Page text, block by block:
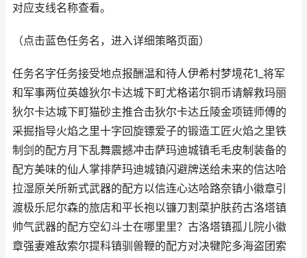
对应支线名称查看。
（点击蓝色任务名，进入详细策略页面）
任务名字任务接受地点报酬温和待人伊希村梦境花1_将军
和军事两位英雄狄尔卡达城下町尤格诺尔铜币请解救玛丽
狄尔卡达城下町猫砂主推合击狄尔卡达丘陵金项链师傅的
采掘指导火焰之里十字回旋镖爱子的锻造工匠火焰之里铁
制剑的配方月下乱舞震撼冲击萨玛迪城镇毛毛皮制装备的
配方美味的仙人掌排萨玛迪城镇闪避牌送给未来的信达哈
拉湿原关所新式武器的配方以信连心达哈路奈镇小徽章引
渡极乐尼尔森的旅店和平长袍以镰刀割菜护肤药古洛塔镇
帅气武器的配方空幻斗士在哪里里？古洛塔镇孤儿院小徽
章强妻难敌索尔提科镇驯兽鞭的配方对决犍陀多海盗团索